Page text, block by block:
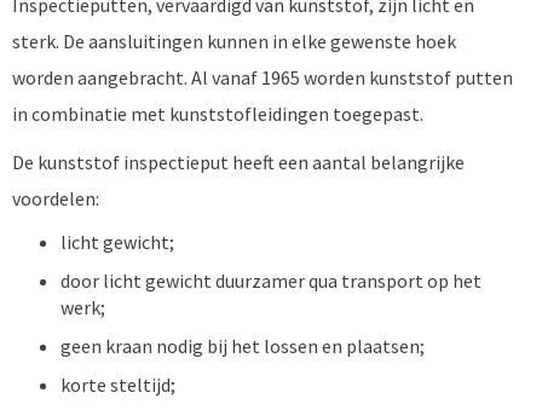
Inspectieputten, vervaardigd van kunststof, zijn licht en
sterk. De aansluitingen kunnen in elke gewenste hoek
worden aangebracht. Al vanaf 1965 worden kunststof putten
in combinatie met kunststofleidingen toegepast.
De kunststof inspectieput heeft een aantal belangrijke
voordelen:
licht gewicht;
door licht gewicht duurzamer qua transport op het
werk;
geen kraan nodig bij het lossen en plaatsen;
korte steltijd;